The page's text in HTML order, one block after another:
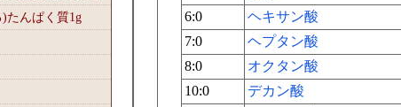
たんぱく質1g
6:0
ヘキサン酸
7:0
ヘプタン酸
8:0
オクタン酸
10:0
デカン酸